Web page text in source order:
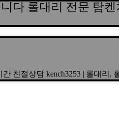
다 롤대리 전문 탐
친절상담 kench3253 | 롤대리,